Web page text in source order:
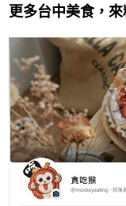
更多台中美食，